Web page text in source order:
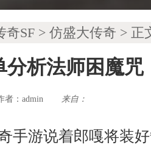
奇SF > 仿盛大传奇 > 正
分析法师困魔咒
者： admin 来自：
手游说着郎嘎将装